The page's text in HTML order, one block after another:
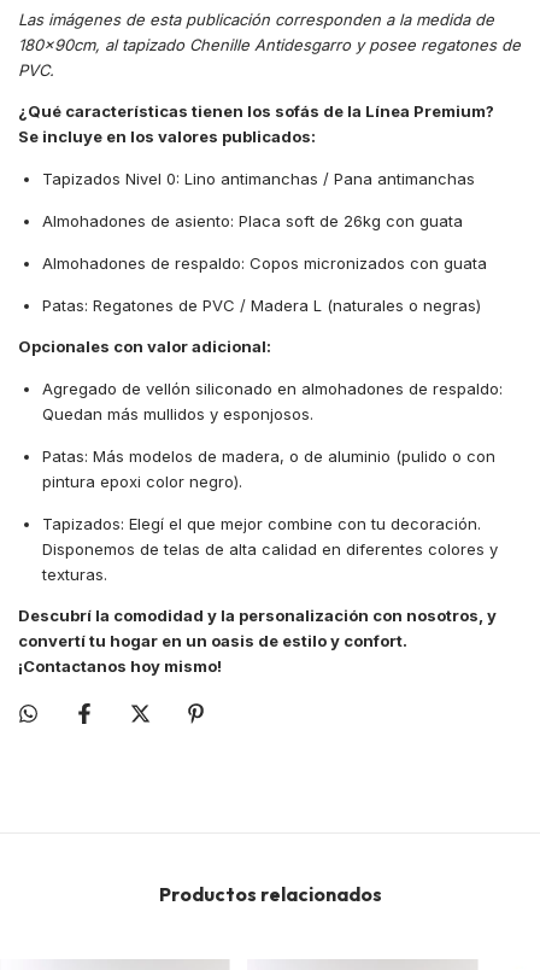
Las imágenes de esta publicación corresponden a la medida de
180x90cm, al tapizado Chenille Antidesgarro y posee regatones de
PVC.
¿Qué características tienen los sofás de la Línea Premium?
Se incluye en los valores publicados:
Tapizados Nivel 0: Lino antimanchas / Pana antimanchas
Almohadones de asiento: Placa soft de 26kg con guata
Almohadones de respaldo: Copos micronizados con guata
Patas: Regatones de PVC / Madera L (naturales o negras)
Opcionales con valor adicional:
Agregado de vellón siliconado en almohadones de respaldo:
Quedan más mullidos y esponjosos.​
Patas: Más modelos de madera, o de aluminio (pulido o con
pintura epoxi color negro).
Tapizados: Elegí el que mejor combine con tu decoración.
Disponemos de telas de alta calidad en diferentes colores y
texturas.
Descubrí la comodidad y la personalización con nosotros, y
convertí tu hogar en un oasis de estilo y confort.
¡Contactanos hoy mismo!
Productos relacionados